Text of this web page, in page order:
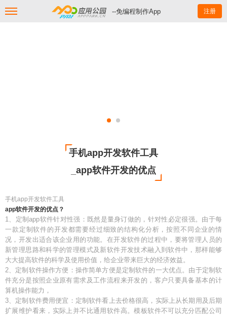
--免编程制作App 注册
手机app开发软件工具
_app软件开发的优点
手机app开发软件工具
app软件开发的优点？
1、定制app软件针对性强：既然是量身订做的，针对性必定很强。由于每
一款定制软件的开发都需要经过细致的结构化分析，按照不同企业的情
况，开发出适合该企业用的功能。在开发软件的过程中，要将管理人员的
新管理思路和科学的管理模式及新软件开发技术融入到软件中，那样能够
大大提高软件的科学及使用价值，给企业带来巨大的经济效益。
2、定制软件操作方便：操作简单方便是定制软件的一大优点。由于定制软
件充分是按照企业原有需求及工作流程来开发的，客户只要具备基本的计
算机操作能力，
3、定制软件费用便宜：定制软件看上去价格很高，实际上从长期用及后期
扩展维护看来，实际上并不比通用软件高。模板软件不可以充分匹配公司